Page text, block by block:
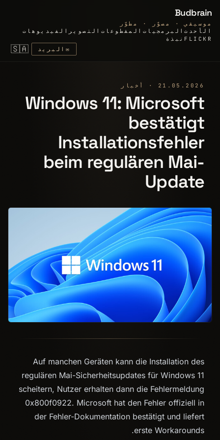
Budbrain
موسيقي · مصوّر · مطوّر
الأحدثالبرمجيات المقطوعات التصوير
الفيديوهات
FLICKR نبذة
✉ البريد 🇸🇦
21.05.2026 · أخبار
Windows 11: Microsoft
bestätigt
Installationsfehler
beim regulären Mai-
Update
Auf manchen Geräten kann die Installation des
regulären Mai-Sicherheitsupdates für Windows 11
scheitern, Nutzer erhalten dann die Fehlermeldung
0x800f0922. Microsoft hat den Fehler offiziell in
der Fehler-Dokumentation bestätigt und liefert
erste Workarounds.